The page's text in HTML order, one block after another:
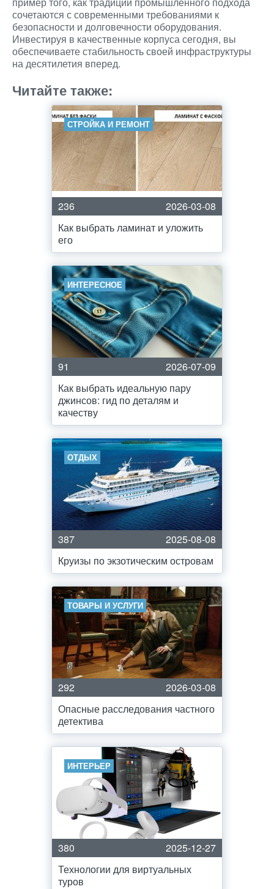
сочетаются с современными требованиями к
безопасности и долговечности оборудования.
Инвестируя в качественные корпуса сегодня, вы
обеспечиваете стабильность своей инфраструктуры
на десятилетия вперед.
Читайте также:
СТРОЙКА И РЕМОНТ
236
2026-03-08
Как выбрать ламинат и уложить
его
ИНТЕРЕСНОЕ
91
2026-07-09
Как выбрать идеальную пару
джинсов: гид по деталям и
качеству
ОТДЫХ
387
2025-08-08
Круизы по экзотическим островам
ТОВАРЫ И УСЛУГИ
292
2026-03-08
Опасные расследования частного
детектива
ИНТЕРЬЕР
380
2025-12-27
Технологии для виртуальных
туров